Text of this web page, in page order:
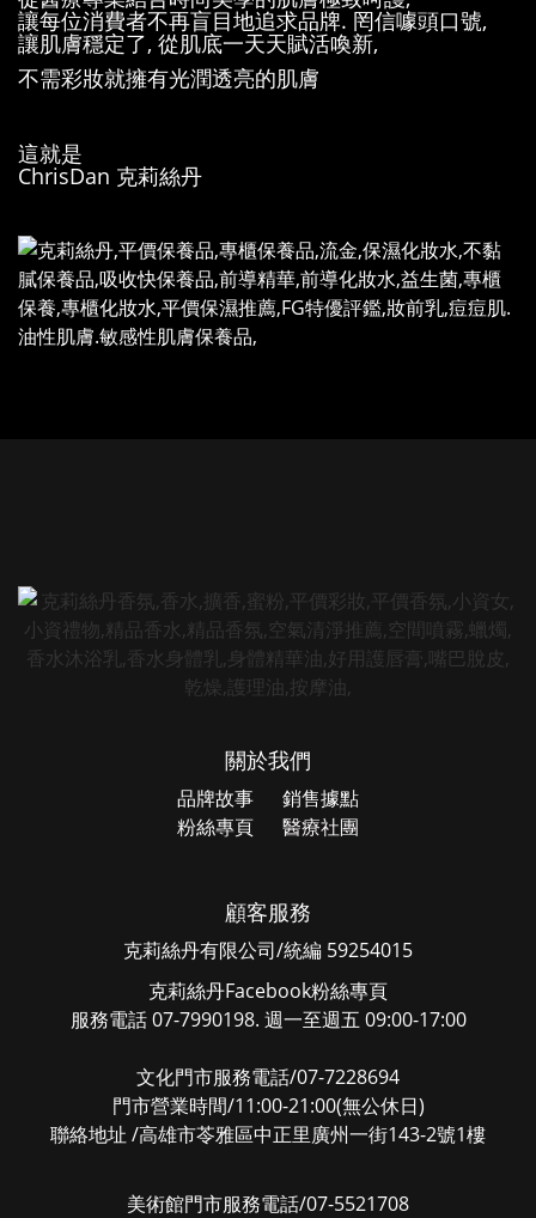
讓每位消費者不再盲目地追求品牌. 罔信噱頭口號,
讓肌膚穩定了, 從肌底一天天賦活喚新,
不需彩妝就擁有光潤透亮的肌膚
這就是
ChrisDan 克莉絲丹
關於我們
品牌故事 銷售據點
粉絲專頁 醫療社團
顧客服務
克莉絲丹有限公司/統編 59254015
克莉絲丹Facebook粉絲專頁
服務電話 07-7990198. 週一至週五 09:00-17:00
文化門市服務電話/07-7228694
門市營業時間/11:00-21:00(無公休日)
聯絡地址 /高雄市苓雅區中正里廣州一街143-2號1樓
美術館門市服務電話/07-5521708